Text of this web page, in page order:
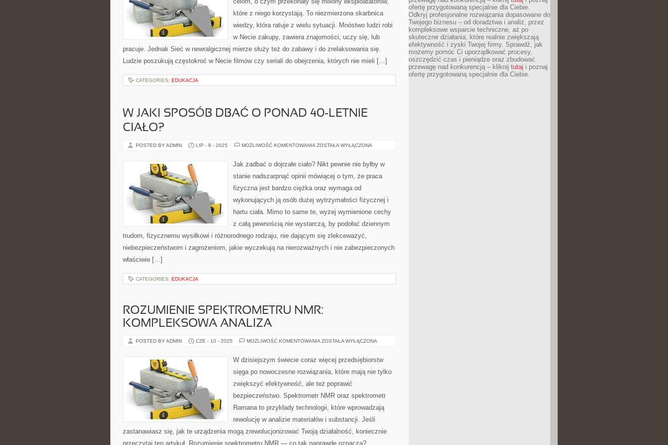
MUZYKĄ
które z niego korzystają. To niezmierzona skarbnica
wiedzy, która ratuje z wielu sytuacji. Mnóstwo ludzi robi
w Necie zakupy, zawiera znajomości, uczy się, lub
pracuje. Jednak Sieć w newralgicznej mierze służy też do zabawy i do zrelaksowania się.
Ludzie poszukują częstokroć w Necie filmów czy seriali do obejrzenia, których nie mieli […]
CATEGORIES: EDUKACJA
W JAKI SPOSÓB DBAĆ O PONAD 40-LETNIE
CIAŁO?
POSTED BY ADMIN LIP - 8 - 2025 MOŻLIWOŚĆ KOMENTOWANIA W
DBAĆ
O
40-
CIAŁO?
ZOSTAŁA WYŁĄCZONA
Jak zadbać o dojrzałe ciało? Nikt pewnie nie byłby w
stanie nadszarpnąć opinii mówiącej o tym, że praca
fizyczna jest bardzo ciężka oraz wymaga od
wykonujących ją osób dużej wytrzymałości fizycznej i
hartu ciała. Mimo to same te, wyżej wymienione cechy
z całą pewnością nie wystarczą, by podołać dziennym
trudom, fizycznemu wysiłkowi i różnorodnego rodzaju, nie dającym się zlekceważyć,
niebezpieczeństwom i zagrożeniom, jakie wyczekują na nierozważnych i nie zabezpieczonych
właściwie […]
CATEGORIES: EDUKACJA
ROZUMIENIE SPEKTROMETRU NMR:
KOMPLEKSOWA ANALIZA
POSTED BY ADMIN CZE - 10 - 2025 MOŻLIWOŚĆ KOMENTOWANIA ROZUMIENIE
KOMPLEKSOWA
ANALIZA
ZOSTAŁA WYŁĄCZONA
W dzisiejszym świecie coraz więcej przedsiębiorstw
sięga po nowoczesne rozwiązania, które mają nie tylko
zwiększyć efektywność, ale też poprawić
bezpieczeństwo. Spektrometr NMR oraz spektrometr
Ramana to przykłady technologii, które wprowadzają
rewolucję w analizie materiałów i substancji. Jeśli
zastanawiasz się, jak te urządzenia mogą zrewolucjonizować Twoją działalność, koniecznie
przeczytaj ten artykuł. Rozumienie spektrometru NMR — co tak naprawdę oznacza?
ofertę przygotowaną specjalnie dla Ciebie.
Odkryj profesjonalne rozwiązania dopasowane do
Twojego biznesu – od doradztwa i analiz, przez
kompleksowe wsparcie techniczne, aż po
skuteczne działania, które realnie zwiększają
efektywność i zyski Twojej firmy. Sprawdź, jak
możemy pomóc Ci uporządkować procesy,
oszczędzić czas i pieniądze oraz zbudować
przewagę nad konkurencją – kliknij tutaj i poznaj
ofertę przygotowaną specjalnie dla Ciebie.